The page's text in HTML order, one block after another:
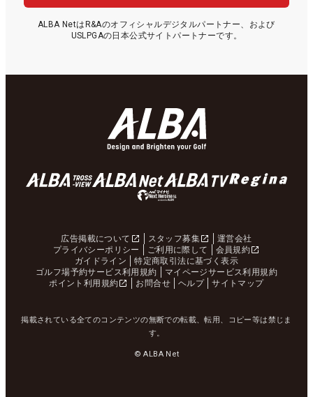
ALBA NetはR&Aのオフィシャルデジタルパートナー、および
USLPGAの日本公式サイトパートナーです。
広告掲載について スタッフ募集
運営会社
プライバシーポリシー
ご利用に際して
会員規約
ガイドライン
特定商取引法に基づく表示
ゴルフ場予約サービス利用規約
マイページサービス利用規約
ポイント利用規約
お問合せ ヘルプ サイトマップ
掲載されている全てのコンテンツの無断での転載、転用、コピー等は禁じま
す。
© ALBA Net